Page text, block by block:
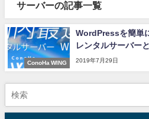
サーバーの記事一覧
ConoHa WING
WordPressを簡単
レンタルサーバー
2019年7月29日